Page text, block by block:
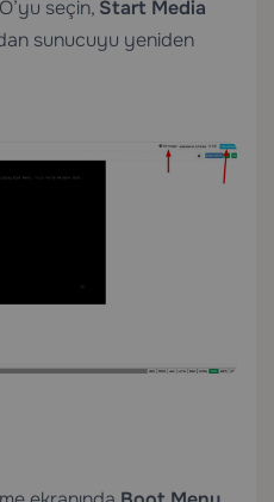
seçin, Start Media
sunucuyu yeniden